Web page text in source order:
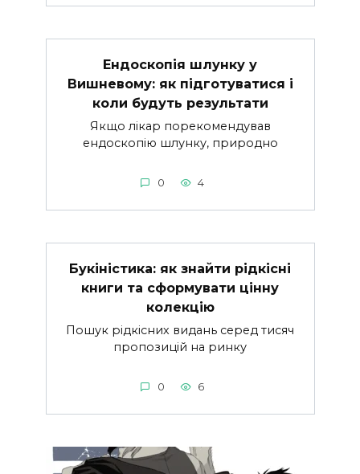
Ендоскопія шлунку у
Вишневому: як підготуватися і
коли будуть результати
Якщо лікар порекомендував
ендоскопію шлунку, природно
0 4
Букіністика: як знайти рідкісні
книги та сформувати цінну
колекцію
Пошук рідкісних видань серед тисяч
пропозицій на ринку
0 6